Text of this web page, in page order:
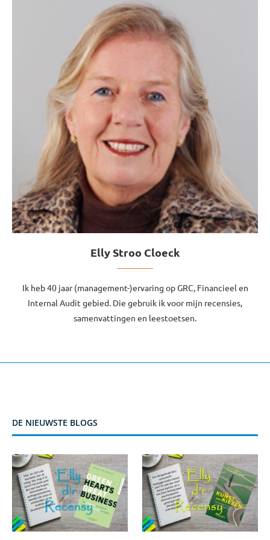
Elly Stroo Cloeck
Ik heb 40 jaar (management-)ervaring op GRC, Financieel en
Internal Audit gebied. Die gebruik ik voor mijn recensies,
samenvattingen en leestoetsen.
DE NIEUWSTE BLOGS